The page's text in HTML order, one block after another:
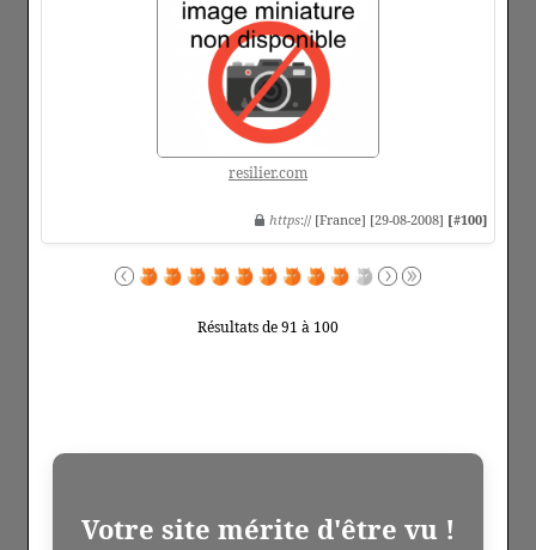
resilier.com
https:// [France] [29-08-2008] [#100]
Résultats de 91 à 100
Votre site mérite d'être vu !